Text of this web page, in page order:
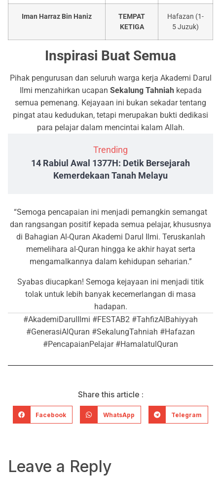
Iman Harraz Bin Haniz
TEMPAT
KETIGA
Hafazan (1-
5 Juzuk)
Inspirasi Buat Semua
Pihak pengurusan dan seluruh warga kerja Akademi Darul
Ilmi menzahirkan ucapan Sekalung Tahniah kepada
semua pemenang. Kejayaan ini bukan sekadar tentang
pingat atau kedudukan, tetapi merupakan bukti dedikasi
para pelajar dalam mencintai kalam Allah.
Trending
14 Rabiul Awal 1377H: Detik Bersejarah
Kemerdekaan Tanah Melayu
“Semoga pencapaian ini menjadi pemangkin semangat
dan rangsangan positif kepada semua pelajar, khususnya
di Bahagian Al-Quran Akademi Darul Ilmi. Teruskanlah
memelihara al-Quran hingga ke akhir hayat serta
mengamalkannya dalam kehidupan seharian.”
Syabas diucapkan! Semoga kejayaan ini menjadi titik
tolak untuk lebih banyak kecemerlangan di masa
hadapan.
#AkademiDarulIlmi #FESTAB2 #TahfizAlBahiyyah
#GenerasiAlQuran #SekalungTahniah #Hafazan
#PencapaianPelajar #HamalatulQuran
Share this article :
Facebook WhatsApp Telegram
Leave a Reply